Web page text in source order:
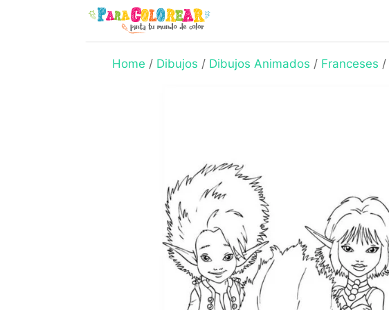
Home / Dibujos / Dibujos Animados / Franceses /